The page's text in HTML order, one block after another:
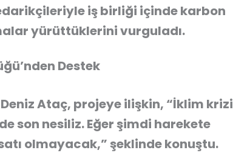
iş birliği içinde karbon
yürüttüklerini vurguladı.
Destek
Deniz Ataç, projeye ilişkin, “İklim krizi
son nesiliz. Eğer şimdi harekete
olmayacak,” şeklinde konuştu.